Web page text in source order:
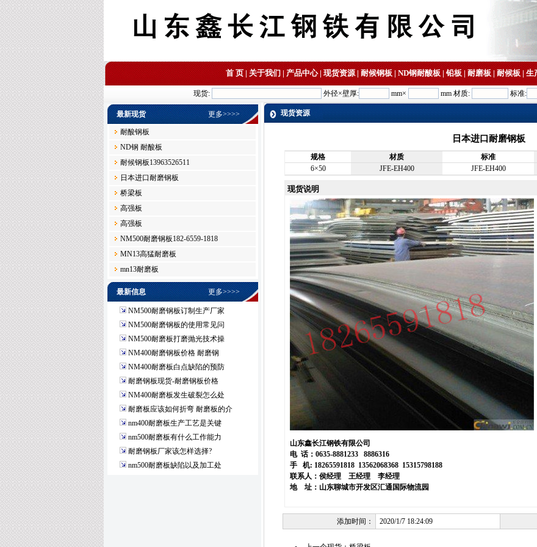
首 页|关于我们|产品中心|现货资源|耐候钢板|ND钢耐酸板|铅板|耐磨板|耐候板|生
现货: 外径×壁厚: mm× mm 材质: 标准:
最新现货 更多>>>>
耐酸钢板
ND钢 耐酸板
耐候钢板13963526511
日本进口耐磨钢板
桥梁板
高强板
高强板
NM500耐磨钢板182-6559-1818
MN13高猛耐磨板
mn13耐磨板
最新信息 更多>>>>
NM500耐磨钢板订制生产厂家
NM500耐磨钢板的使用常见问
NM500耐磨板打磨抛光技术操
NM400耐磨钢板价格 耐磨钢
NM400耐磨板白点缺陷的预防
耐磨钢板现货-耐磨钢板价格
NM400耐磨板发生破裂怎么处
耐磨板应该如何折弯 耐磨板的介
nm400耐磨板生产工艺是关键
nm500耐磨板有什么工作能力
耐磨钢板厂家该怎样选择?
nm500耐磨板缺陷以及加工处
现货资源
日本进口耐磨钢板
规格 材质 标准
6×50
JFE-EH400 JFE-EH400
现货说明
山东鑫长江钢铁有限公司
电 话： 0635-8881233 8886316
手
机: 18265591818 13562068368 15315798188
联系人：侯经理
王经理
李经理
地 址：山东聊城市开发区汇通国际物流园
添加时间： 2020/1/7 18:24:09